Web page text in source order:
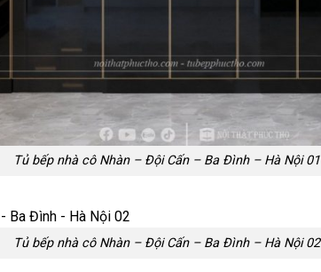
Tủ bếp nhà cô Nhàn – Đội Cấn – Ba Đình – Hà Nội 01
Tủ bếp nhà cô Nhàn – Đội Cấn – Ba Đình – Hà Nội 02